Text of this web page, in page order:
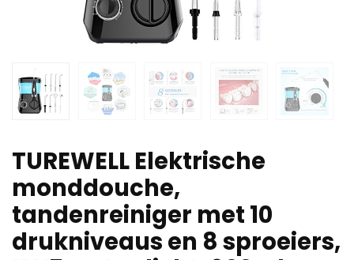
TUREWELL Elektrische
monddouche,
tandenreiniger met 10
drukniveaus en 8 sproeiers,